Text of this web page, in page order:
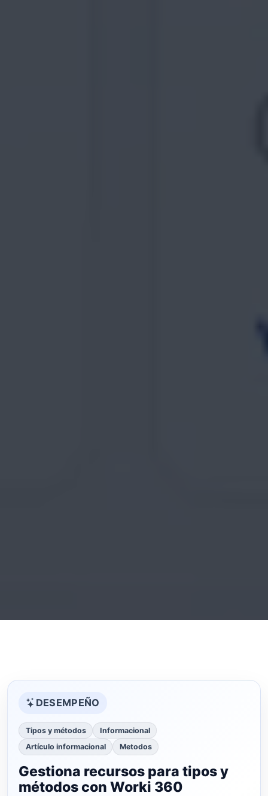
DESEMPEÑO
Tipos y métodos
Informacional
Artículo informacional
Metodos
Gestiona recursos para tipos y
métodos con Worki 360